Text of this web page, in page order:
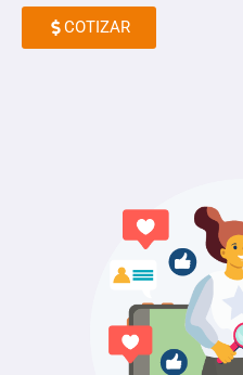
COTIZAR